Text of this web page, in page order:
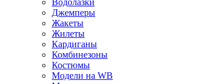
Джемперы
Жакеты
Жилеты
Кардиганы
Комбинезоны
Костюмы
Модели на WB